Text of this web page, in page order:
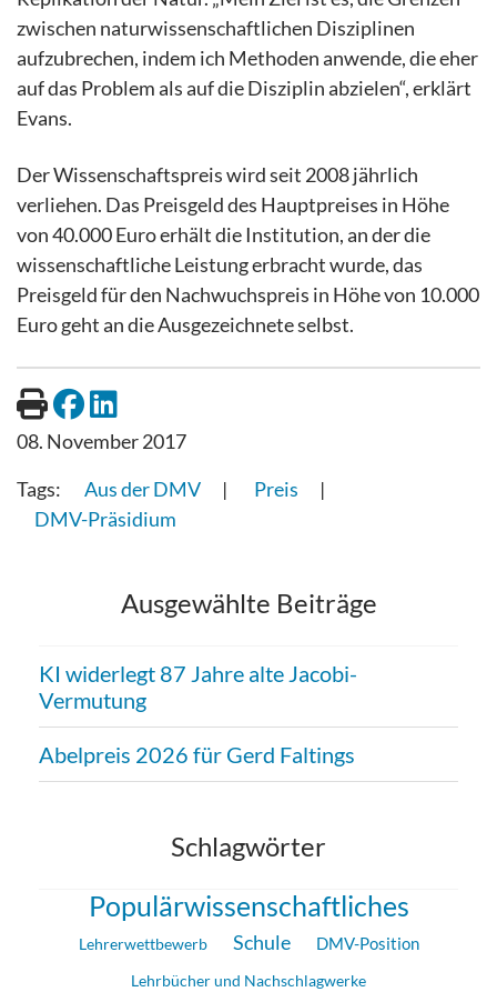
zwischen naturwissenschaftlichen Disziplinen
aufzubrechen, indem ich Methoden anwende, die eher
auf das Problem als auf die Disziplin abzielen“, erklärt
Evans.
Der Wissenschaftspreis wird seit 2008 jährlich
verliehen. Das Preisgeld des Hauptpreises in Höhe
von 40.000 Euro erhält die Institution, an der die
wissenschaftliche Leistung erbracht wurde, das
Preisgeld für den Nachwuchspreis in Höhe von 10.000
Euro geht an die Ausgezeichnete selbst.
08. November 2017
Aus der DMV
Preis
DMV-Präsidium
Ausgewählte Beiträge
KI widerlegt 87 Jahre alte Jacobi-
Vermutung
Abelpreis 2026 für Gerd Faltings
Schlagwörter
Populärwissenschaftliches
Lehrerwettbewerb Schule DMV-Position
Lehrbücher und Nachschlagwerke